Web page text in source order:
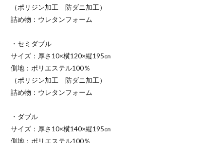
（ポリジン加工 防ダニ加工）
詰め物：ウレタンフォーム
・セミダブル
サイズ：厚さ10×横120×縦195㎝
側地：ポリエステル100％
（ポリジン加工 防ダニ加工）
詰め物：ウレタンフォーム
・ダブル
サイズ：厚さ10×横140×縦195㎝
側地：ポリエステル100％